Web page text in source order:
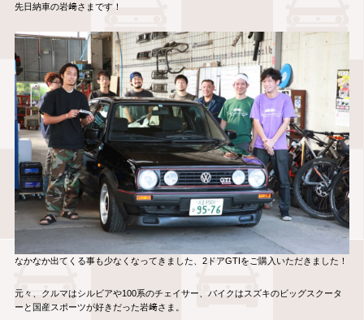
先日納車の岩﨑さまです！
なかなか出てくる事も少なくなってきました、2ドアGTIをご購入いただきました！
元々、クルマはシルビアや100系のチェイサー、バイクはスズキのビッグスクータ
ーと国産スポーツが好きだった岩﨑さま。